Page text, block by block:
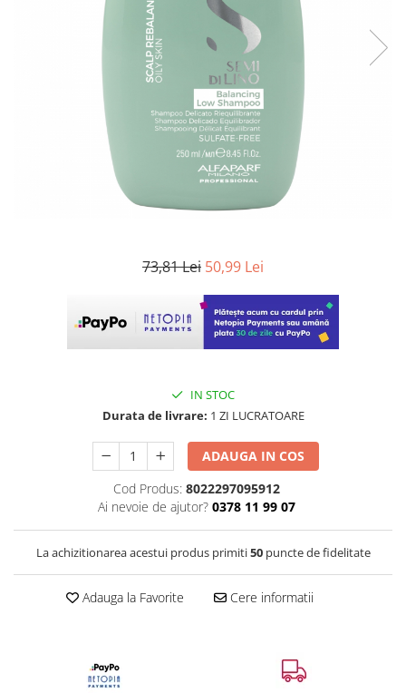
73,81 Lei 50,99 Lei
IN STOC
Durata de livrare: 1 ZI LUCRATOARE
ADAUGA IN COS
Cod Produs: 8022297095912
Ai nevoie de ajutor? 0378 11 99 07
La achizitionarea acestui produs primiti50puncte de fidelitate
Adauga la Favorite Cere informatii